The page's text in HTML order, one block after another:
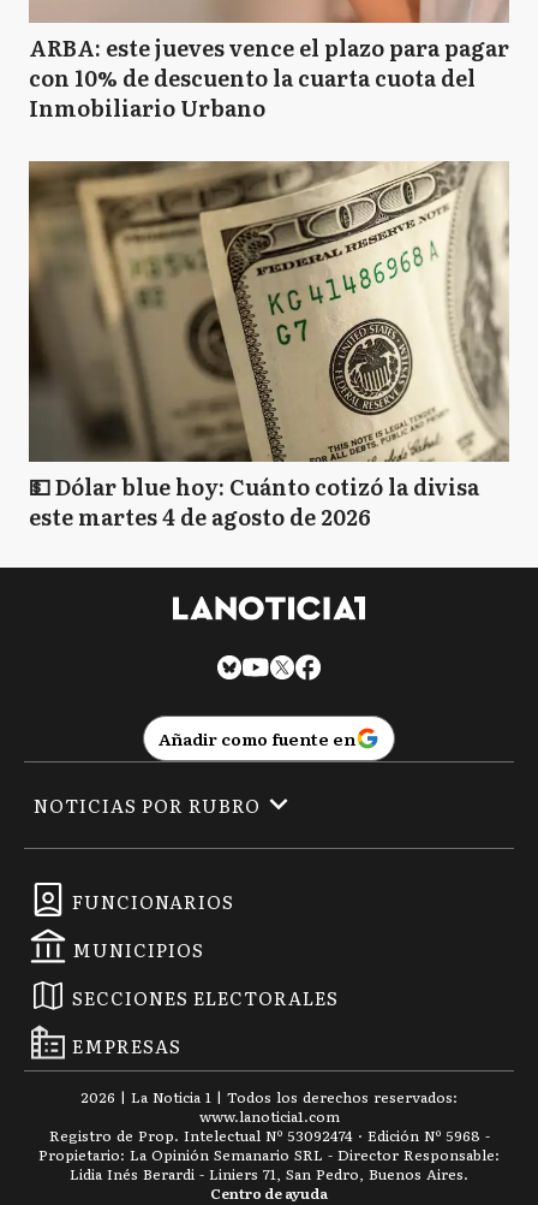
ARBA: este jueves vence el plazo para pagar
con 10% de descuento la cuarta cuota del
Inmobiliario Urbano
💵 Dólar blue hoy: Cuánto cotizó la divisa
este martes 4 de agosto de 2026
Añadir como fuente en
FUNCIONARIOS
MUNICIPIOS
SECCIONES ELECTORALES
EMPRESAS
NOTICIAS POR RUBRO
2026 | La Noticia 1 | Todos los derechos reservados:
www.lanoticia1.com
Registro de Prop. Intelectual Nº 53092474 · Edición Nº 5968 -
Propietario: La Opinión Semanario SRL - Director Responsable:
Lidia Inés Berardi - Liniers 71, San Pedro, Buenos Aires.
Centro de ayuda